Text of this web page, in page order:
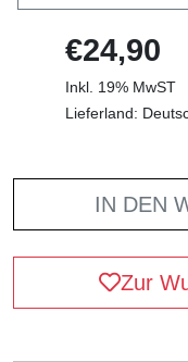
€24,90
Inkl. 19% MwST
Lieferland:
IN DEN
Zur